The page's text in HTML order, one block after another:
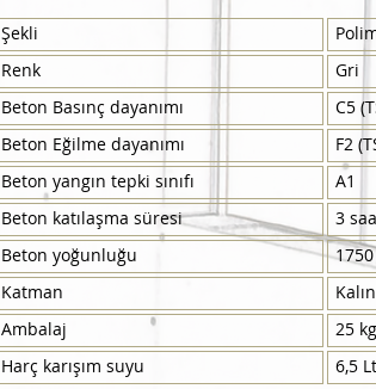
Gri
C5
F2
A1
3
25
6,5 Lt
Şekli
Renk
Beton Basınç dayanımı
Beton Eğilme dayanımı
Beton yangın tepki sınıfı
Beton katılaşma süresi
Beton yoğunluğu
Katman
Ambalaj
Harç karışım suyu